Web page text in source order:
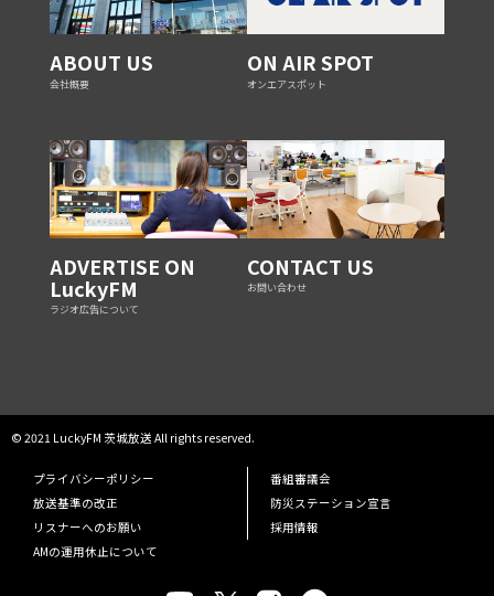
ABOUT US
会社概要
ON AIR SPOT
オンエアスポット
ADVERTISE ON
LuckyFM
ラジオ広告について
CONTACT US
お問い合わせ
© 2021 LuckyFM 茨城放送 All rights reserved.
プライバシーポリシー
番組審議会
放送基準の改正
防災ステーション宣言
リスナーへのお願い
採用情報
AMの運用休止について